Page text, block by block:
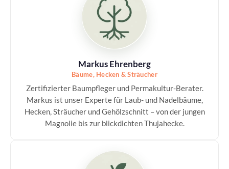
Markus Ehrenberg
Bäume, Hecken & Sträucher
Zertifizierter Baumpfleger und Permakultur-Berater.
Markus ist unser Experte für Laub- und Nadelbäume,
Hecken, Sträucher und Gehölzschnitt – von der jungen
Magnolie bis zur blickdichten Thujahecke.